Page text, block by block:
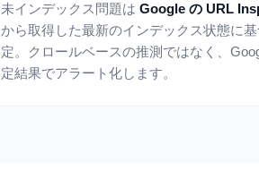
未インデックス問題は Google の URL
から取得した最新のインデックス状態に基
定。クロールベースの推測ではなく、
定結果でアラート化します。